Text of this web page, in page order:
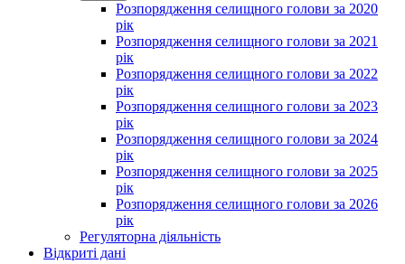
Розпорядження селищного голови за 2020
рік
Розпорядження селищного голови за 2021
рік
Розпорядження селищного голови за 2022
рік
Розпорядження селищного голови за 2023
рік
Розпорядження селищного голови за 2024
рік
Розпорядження селищного голови за 2025
рік
Розпорядження селищного голови за 2026
рік
Регуляторна діяльність
Відкриті дані